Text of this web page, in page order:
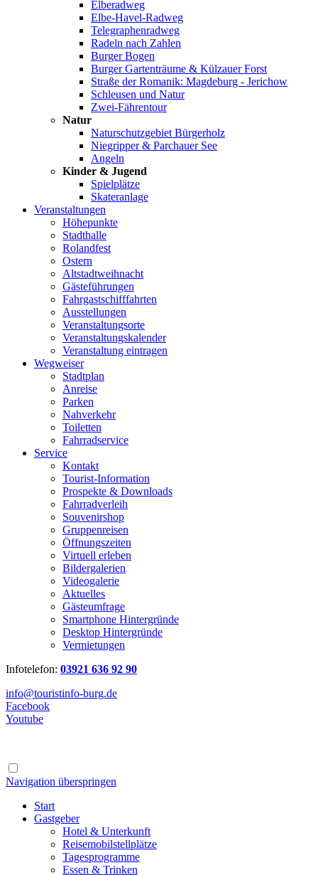
Elberadweg
Elbe-Havel-Radweg
Telegraphenradweg
Radeln nach Zahlen
Burger Bogen
Burger Gartenträume & Külzauer Forst
Straße der Romanik: Magdeburg - Jerichow
Schleusen und Natur
Zwei-Fährentour
Natur
Naturschutzgebiet Bürgerholz
Niegripper & Parchauer See
Angeln
Kinder & Jugend
Spielplätze
Skateranlage
Veranstaltungen
Höhepunkte
Stadthalle
Rolandfest
Ostern
Altstadtweihnacht
Gästeführungen
Fahrgastschifffahrten
Ausstellungen
Veranstaltungsorte
Veranstaltungskalender
Veranstaltung eintragen
Wegweiser
Stadtplan
Anreise
Parken
Nahverkehr
Toiletten
Fahrradservice
Service
Kontakt
Tourist-Information
Prospekte & Downloads
Fahrradverleih
Souvenirshop
Gruppenreisen
Öffnungszeiten
Virtuell erleben
Bildergalerien
Videogalerie
Aktuelles
Gästeumfrage
Smartphone Hintergründe
Desktop Hintergründe
Vermietungen
Infotelefon: 03921 636 92 90
info@touristinfo-burg.de
Facebook
Youtube
Navigation überspringen
Start
Gastgeber
Hotel & Unterkunft
Reisemobilstellplätze
Tagesprogramme
Essen & Trinken